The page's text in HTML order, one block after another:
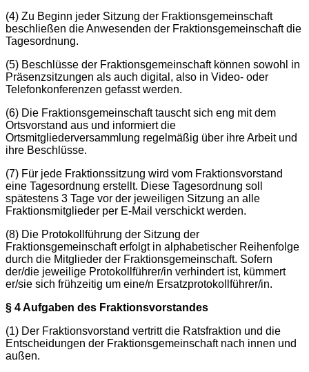
(4) Zu Beginn jeder Sitzung der Fraktionsgemeinschaft
beschließen die Anwesenden der Fraktionsgemeinschaft die
Tagesordnung.
(5) Beschlüsse der Fraktionsgemeinschaft können sowohl in
Präsenzsitzungen als auch digital, also in Video- oder
Telefonkonferenzen gefasst werden.
(6) Die Fraktionsgemeinschaft tauscht sich eng mit dem
Ortsvorstand aus und informiert die
Ortsmitgliederversammlung regelmäßig über ihre Arbeit und
ihre Beschlüsse.
(7) Für jede Fraktionssitzung wird vom Fraktionsvorstand
eine Tagesordnung erstellt. Diese Tagesordnung soll
spätestens 3 Tage vor der jeweiligen Sitzung an alle
Fraktionsmitglieder per E-Mail verschickt werden.
(8) Die Protokollführung der Sitzung der
Fraktionsgemeinschaft erfolgt in alphabetischer Reihenfolge
durch die Mitglieder der Fraktionsgemeinschaft. Sofern
der/die jeweilige Protokollführer/in verhindert ist, kümmert
er/sie sich frühzeitig um eine/n Ersatzprotokollführer/in.
§ 4 Aufgaben des Fraktionsvorstandes
(1) Der Fraktionsvorstand vertritt die Ratsfraktion und die
Entscheidungen der Fraktionsgemeinschaft nach innen und
außen.